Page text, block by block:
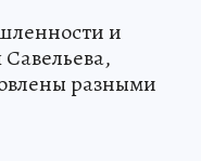
и
разными